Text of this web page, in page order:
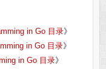
in Go 目录》
in Go 目录》
in Go 目录》